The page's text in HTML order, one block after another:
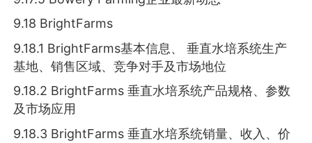
9.18 BrightFarms
9.18.1 BrightFarms基本信息、 垂直水培系统生产
基地、销售区域、竞争对手及市场地位
9.18.2 BrightFarms 垂直水培系统产品规格、参数
及市场应用
9.18.3 BrightFarms 垂直水培系统销量、收入、价